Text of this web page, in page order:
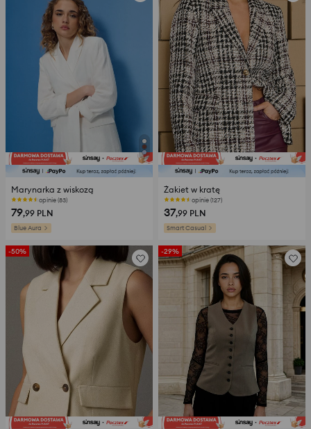
Marynarka z wiskozą
opinie (83)
79,99 PLN
Blue Aura
Żakiet w kratę
opinie (127)
37,99 PLN
Smart Casual
-50% -29%